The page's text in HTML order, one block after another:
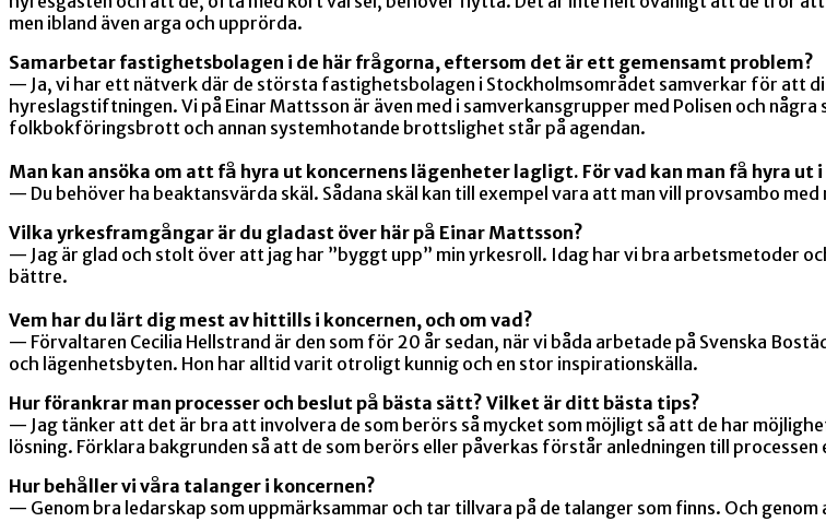
men ibland även arga och upprörda.
Samarbetar fastighetsbolagen i de här frågorna, eftersom det är ett gemensamt problem?
— Ja, vi har ett nätverk där de största fastighetsbolagen i Stockholmsområdet samverkar för att
hyreslagstiftningen. Vi på Einar Mattsson är även med i samverkansgrupper med Polisen och
folkbokföringsbrott och annan systemhotande brottslighet står på agendan.
Man kan ansöka om att få hyra ut koncernens lägenheter lagligt. För vad kan man få hyra ut
— Du behöver ha beaktansvärda skäl. Sådana skäl kan till exempel vara att man vill provsambo
Vilka yrkesframgångar är du gladast över här på Einar Mattsson?
— Jag är glad och stolt över att jag har ”byggt upp” min yrkesroll. Idag har vi bra arbetsmetoder
bättre.
Vem har du lärt dig mest av hittills i koncernen, och om vad?
— Förvaltaren Cecilia Hellstrand är den som för 20 år sedan, när vi båda arbetade på Svenska
och lägenhetsbyten. Hon har alltid varit otroligt kunnig och en stor inspirationskälla.
Hur förankrar man processer och beslut på bästa sätt? Vilket är ditt bästa tips?
— Jag tänker att det är bra att involvera de som berörs så mycket som möjligt så att de har
lösning. Förklara bakgrunden så att de som berörs eller påverkas förstår anledningen till processen
Hur behåller vi våra talanger i koncernen?
— Genom bra ledarskap som uppmärksammar och tar tillvara på de talanger som finns. Och